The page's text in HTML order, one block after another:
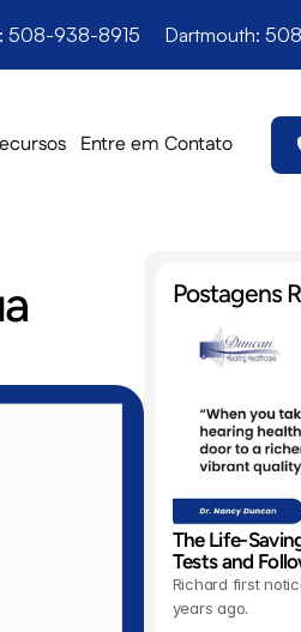
508-938-8915 Dartmouth:
Entre em Contato
Postagens
The Life-
Tests and
Richard first
years ago.